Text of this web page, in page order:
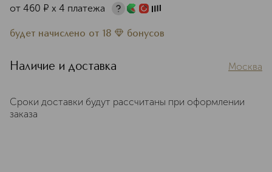
от 460 ¤ х 4 платежа
будет начислено от 18 бонусов
Наличие и доставка Москва
Сроки доставки будут рассчитаны при оформлении
заказа